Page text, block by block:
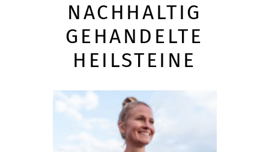
NACHHALTIG
GEHANDELTE
HEILSTEINE